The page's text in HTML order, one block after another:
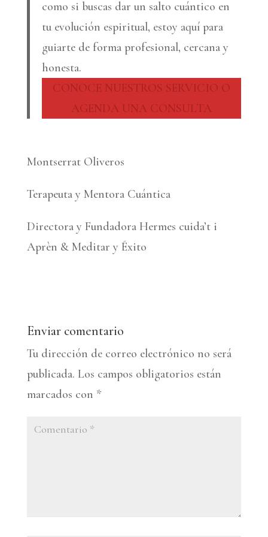
como si buscas dar un salto cuántico en
tu evolución espiritual, estoy aquí para
guiarte de forma profesional, cercana y
honesta.
CONOCE NUESTROS SERVICIO O
AGENDA UNA CONSULTA
Montserrat Oliveros
Terapeuta y Mentora Cuántica
Directora y Fundadora Hermes cuida’t i
Aprèn & Meditar y Éxito
Enviar comentario
Tu dirección de correo electrónico no será
publicada. Los campos obligatorios están
marcados con *